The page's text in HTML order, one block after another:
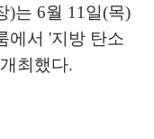
)는 6월 11일(목)
에서 '지방 탄소
최했다.